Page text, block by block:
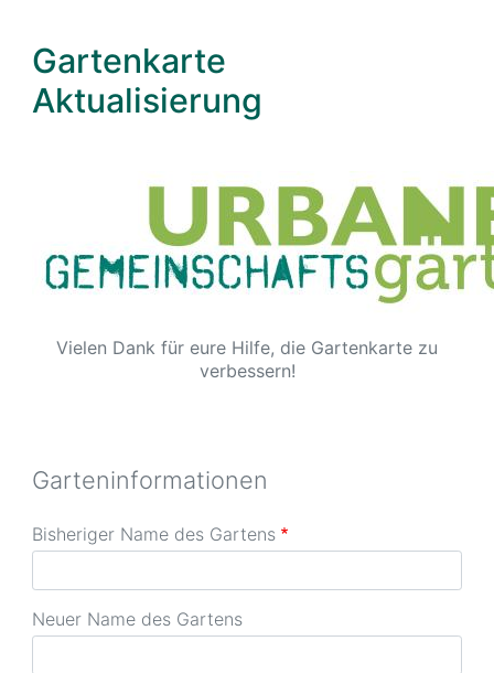
InhaltGartenkarte
Aktualisierung
Vielen Dank für eure Hilfe, die Gartenkarte zu
verbessern!
Garteninformationen
Bisheriger Name des Gartens
Neuer Name des Gartens